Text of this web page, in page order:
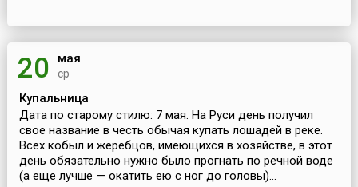
20 мая
ср
Купальница
Дата по старому стилю: 7 мая. На Руси день получил
свое название в честь обычая купать лошадей в реке.
Всех кобыл и жеребцов, имеющихся в хозяйстве, в этот
день обязательно нужно было прогнать по речной воде
(а еще лучше — окатить ею с ног до головы)...